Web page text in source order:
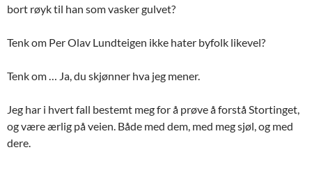
bort røyk til han som vasker gulvet?
Tenk om Per Olav Lundteigen ikke hater byfolk likevel?
Tenk om … Ja, du skjønner hva jeg mener.
Jeg har i hvert fall bestemt meg for å prøve å forstå Stortinget,
og være ærlig på veien. Både med dem, med meg sjøl, og med
dere.